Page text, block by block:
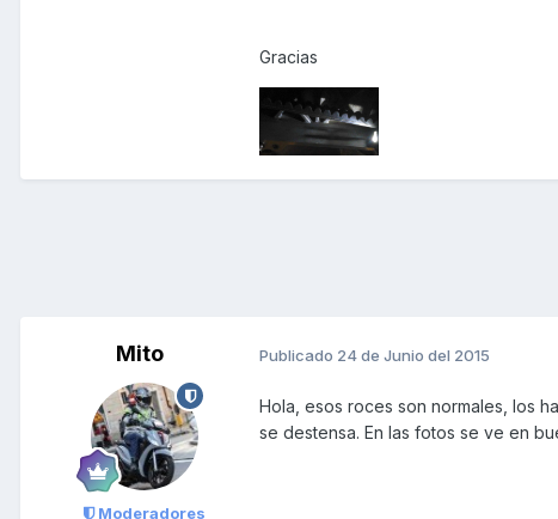
Gracias
Mito
Moderadores
Publicado 24 de Junio del 2015
Hola, esos roces son normales, los
se destensa. En las fotos se ve en